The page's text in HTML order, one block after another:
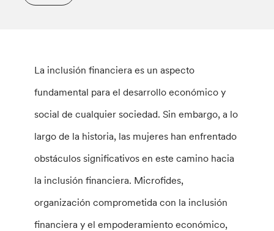
La inclusión financiera es un aspecto
fundamental para el desarrollo económico y
social de cualquier sociedad. Sin embargo, a lo
largo de la historia, las mujeres han enfrentado
obstáculos significativos en este camino hacia
la inclusión financiera. Microfides,
organización comprometida con la inclusión
financiera y el empoderamiento económico,